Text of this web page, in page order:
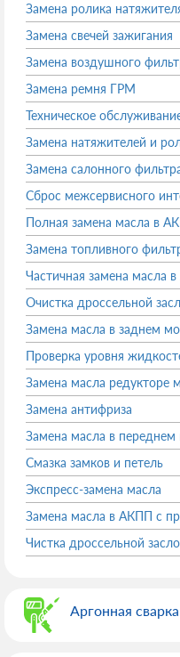
Замена ролика
Замена свечей зажигания
Замена воздушного
Замена ремня ГРМ
Техническое
Замена натяжителей и
Замена салонного
Сброс межсервисного
Полная замена масла в
Замена топливного
Частичная замена масла
Очистка дроссельной
Замена масла в заднем
Проверка уровня
Замена масла редукторе
Замена антифриза
Замена масла в переднем
Смазка замков и петель
Экспресс-замена масла
Замена масла в АКПП с
Чистка дроссельной
Аргонная сварка